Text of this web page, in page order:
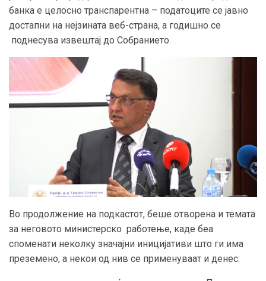
банка е целосно транспарентна – податоците се јавно
достапни на нејзината веб-страна, а годишно се
поднесува извештај до Собранието.
Во продолжение на подкастот, беше отворена и темата
за неговото министерско работење, каде беа
споменати неколку значајни иницијативи што ги има
преземено, а некои од нив се применуваат и денес: